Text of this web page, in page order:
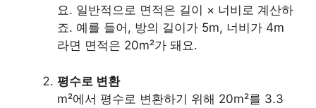
요. 일반적으로 면적은 길이 × 너비로 계산하
죠. 예를 들어, 방의 길이가 5m, 너비가 4m
라면 면적은 20m²가 돼요.
평수로 변환
m²에서 평수로 변환하기 위해 20m²를 3.3